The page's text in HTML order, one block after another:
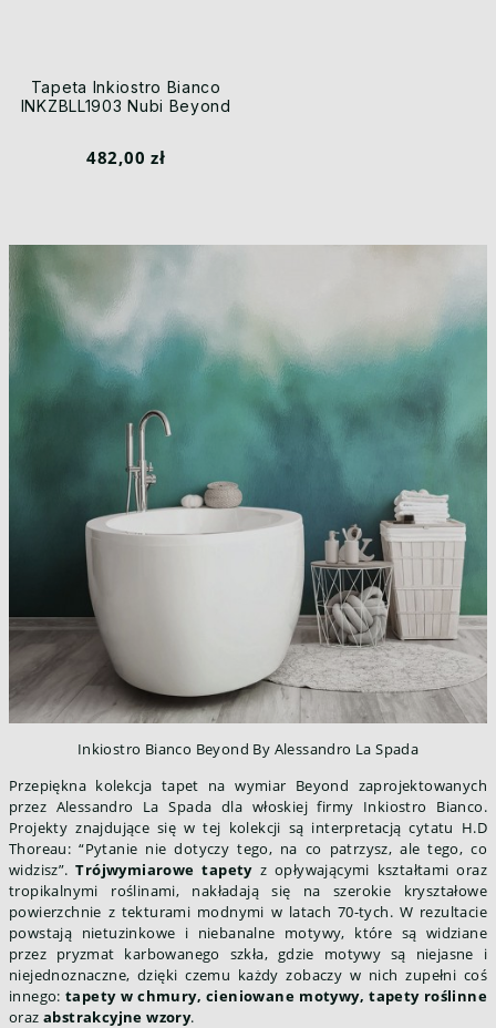
Tapeta Inkiostro Bianco
INKZBLL1903 Nubi Beyond
482,00 zł
Inkiostro Bianco Beyond By Alessandro La Spada
Przepiękna kolekcja tapet na wymiar Beyond zaprojektowanych
przez Alessandro La Spada dla włoskiej firmy Inkiostro Bianco.
Projekty znajdujące się w tej kolekcji są interpretacją cytatu H.D
Thoreau: “Pytanie nie dotyczy tego, na co patrzysz, ale tego, co
widzisz”.Trójwymiarowe tapetyz opływającymi kształtami oraz
tropikalnymi roślinami, nakładają się na szerokie kryształowe
powierzchnie z tekturami modnymi w latach 70-tych. W rezultacie
powstają nietuzinkowe i niebanalne motywy, które są widziane
przez pryzmat karbowanego szkła, gdzie motywy są niejasne i
niejednoznaczne, dzięki czemu każdy zobaczy w nich zupełni coś
innego: tapety w chmury, cieniowane motywy, tapety roślinne
oraz abstrakcyjne wzory.